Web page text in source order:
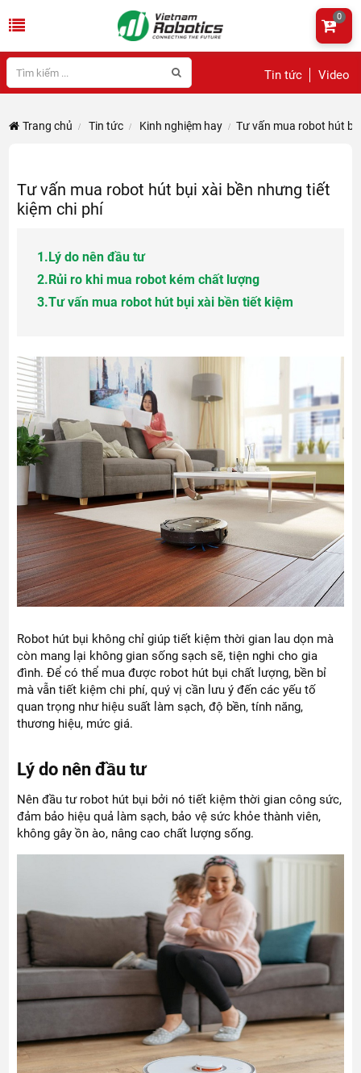
Tin tức Video
0
Trang chủ Tin tức Kinh nghiệm hay Tư vấn mua robot hút
Tư vấn mua robot hút bụi xài bền nhưng tiết
kiệm chi phí
1.Lý do nên đầu tư
2.Rủi ro khi mua robot kém chất lượng
3.Tư vấn mua robot hút bụi xài bền tiết kiệm
Robot hút bụi không chỉ giúp tiết kiệm thời gian lau dọn mà
còn mang lại không gian sống sạch sẽ, tiện nghi cho gia
đình. Để có thể mua được robot hút bụi chất lượng, bền bỉ
mà vẫn tiết kiệm chi phí, quý vị cần lưu ý đến các yếu tố
quan trọng như hiệu suất làm sạch, độ bền, tính năng,
thương hiệu, mức giá.
Lý do nên đầu tư
Nên đầu tư robot hút bụi bởi nó tiết kiệm thời gian công sức,
đảm bảo hiệu quả làm sạch, bảo vệ sức khỏe thành viên,
không gây ồn ào, nâng cao chất lượng sống.